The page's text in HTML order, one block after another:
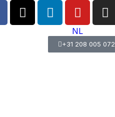
NL
+31 208 005 072